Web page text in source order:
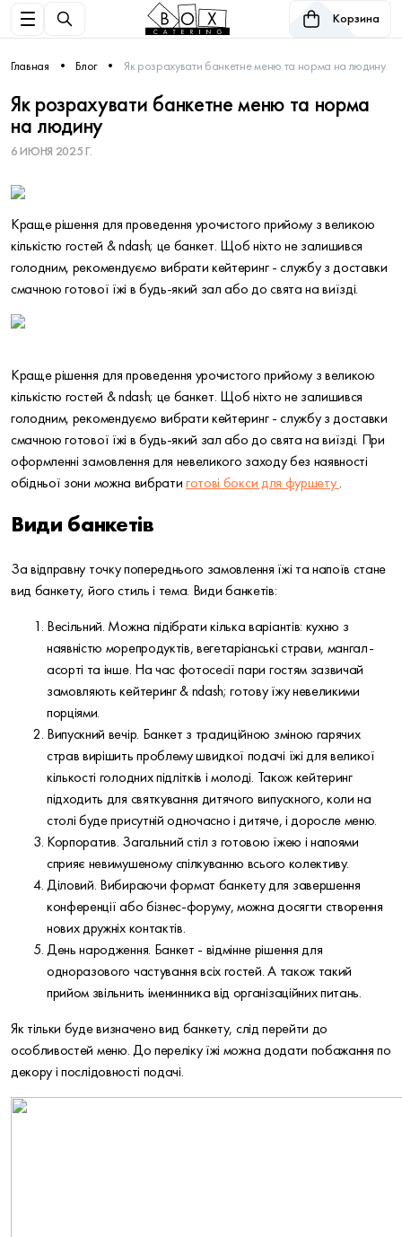
Корзина
Главная Блог Як розрахувати банкетне меню та норма на людину
Як розрахувати банкетне меню та норма
на людину
6 ИЮНЯ 2025 Г.
Краще рішення для проведення урочистого прийому з великою
кількістю гостей & ndash; це банкет. Щоб ніхто не залишився
голодним, рекомендуємо вибрати кейтеринг - службу з доставки
смачною готової їжі в будь-який зал або до свята на виїзді.
Краще рішення для проведення урочистого прийому з великою
кількістю гостей & ndash; це банкет. Щоб ніхто не залишився
голодним, рекомендуємо вибрати кейтеринг - службу з доставки
смачною готової їжі в будь-який зал або до свята на виїзді. При
оформленні замовлення для невеликого заходу без наявності
обідньої зони можна вибратиготові бокси для фуршету .
Види банкетів
За відправну точку попереднього замовлення їжі та напоїв стане
вид банкету, його стиль і тема. Види банкетів:
Весільний. Можна підібрати кілька варіантів: кухню з
наявністю морепродуктів, вегетаріанські страви, мангал-
асорті та інше. На час фотосесії пари гостям зазвичай
замовляють кейтеринг & ndash; готову їжу невеликими
порціями.
Випускний вечір. Банкет з традиційною зміною гарячих
страв вирішить проблему швидкої подачі їжі для великої
кількості голодних підлітків і молоді. Також кейтеринг
підходить для святкування дитячого випускного, коли на
столі буде присутній одночасно і дитяче, і доросле меню.
Корпоратив. Загальний стіл з готовою їжею і напоями
сприяє невимушеному спілкуванню всього колективу.
Діловий. Вибираючи формат банкету для завершення
конференції або бізнес-форуму, можна досягти створення
нових дружніх контактів.
День народження. Банкет - відмінне рішення для
одноразового частування всіх гостей. А також такий
прийом звільнить іменинника від організаційних питань.
Як тільки буде визначено вид банкету, слід перейти до
особливостей меню. До переліку їжі можна додати побажання по
декору і послідовності подачі.